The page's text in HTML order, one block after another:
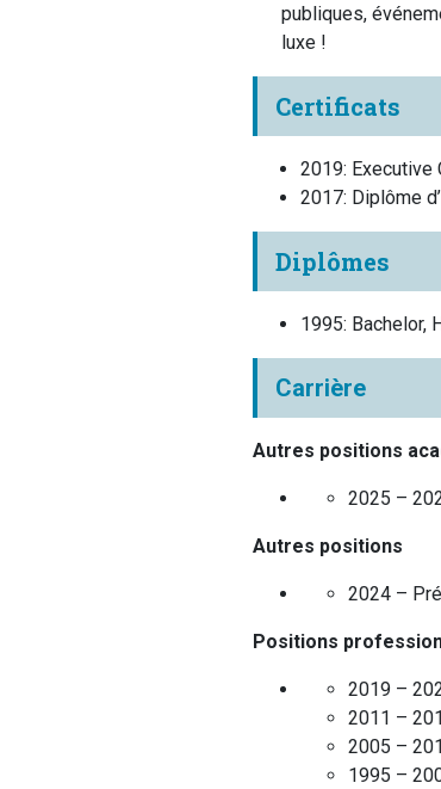
publiques,
luxe !
Certificats
2019: Executive
2017: Diplôme
Diplômes
1995: Bachelor,
Carrière
Autres positions
2025 –
Autres positions
2024 –
Positions
2019 –
2011 –
2005 –
1995 –